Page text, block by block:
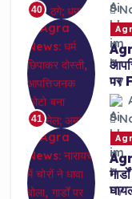
40
41
पर